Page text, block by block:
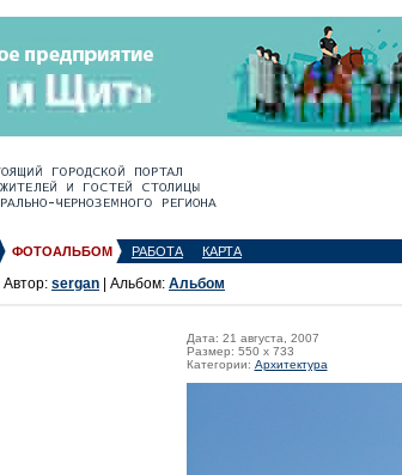
ФОТОАЛЬБОМ РАБОТА КАРТА
| Автор: sergan | Альбом: Альбом
Дата: 21 августа, 2007
Размер: 550 x 733
Категории: Архитектура